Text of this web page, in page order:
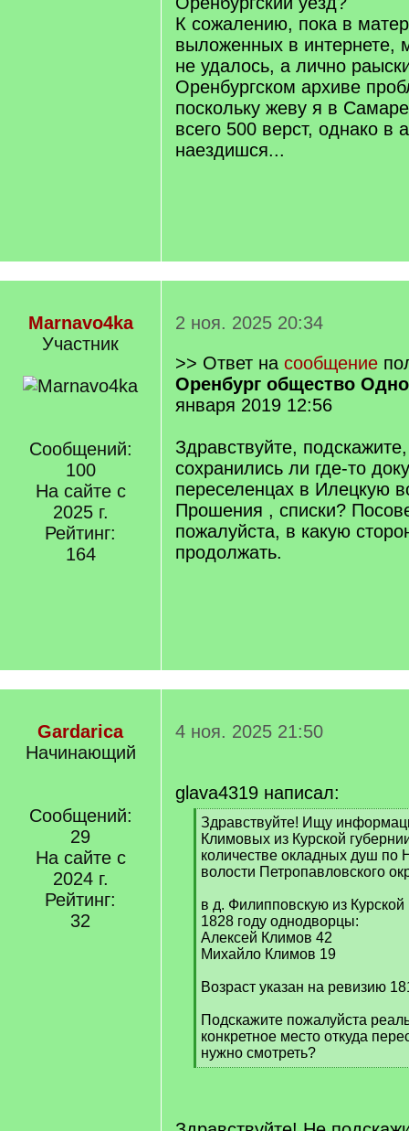
К сожалению, пока в
выложенных в интернете,
не удалось, а лично
Оренбургском архиве
поскольку жеву я в
всего 500 верст, однако в
наездишся...
Marnavo4ka
Участник
Сообщений:
100
На сайте с
2025 г.
Рейтинг:
164
2 ноя. 2025 20:34
>> Ответ на сообщение
Оренбург общество
января 2019 12:56
Здравствуйте,
сохранились ли где-то
переселенцах в Илецкую
Прошения , списки?
пожалуйста, в какую
продолжать.
Gardarica
Начинающий
Сообщений:
29
На сайте с
2024 г.
Рейтинг:
32
4 ноя. 2025 21:50
glava4319 написал:
[
q
]
Здравствуйте! Ищу
Климовых из Курской
количестве окладных душ по
волости Петропавловского
в д. Филипповскую из
1828 году однодворцы:
Алексей Климов 42
Михайло Климов 19
Возраст указан на ревизию
Подскажите пожалуйста
конкретное место откуда
нужно смотреть?
[